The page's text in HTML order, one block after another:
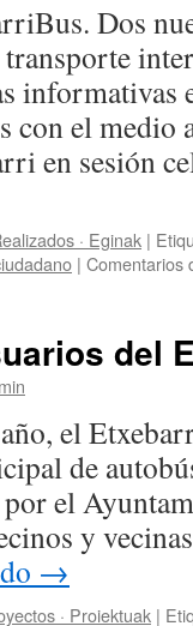
Dos
informativas
con el medio
en sesión
· Eginak |
| Comentarios
del
el
de
el
y
→
· Proiektuak |